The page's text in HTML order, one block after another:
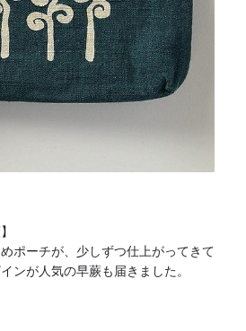
ポーチが、 少しずつ仕上がってきて
ンが人気の早蕨も届きました。